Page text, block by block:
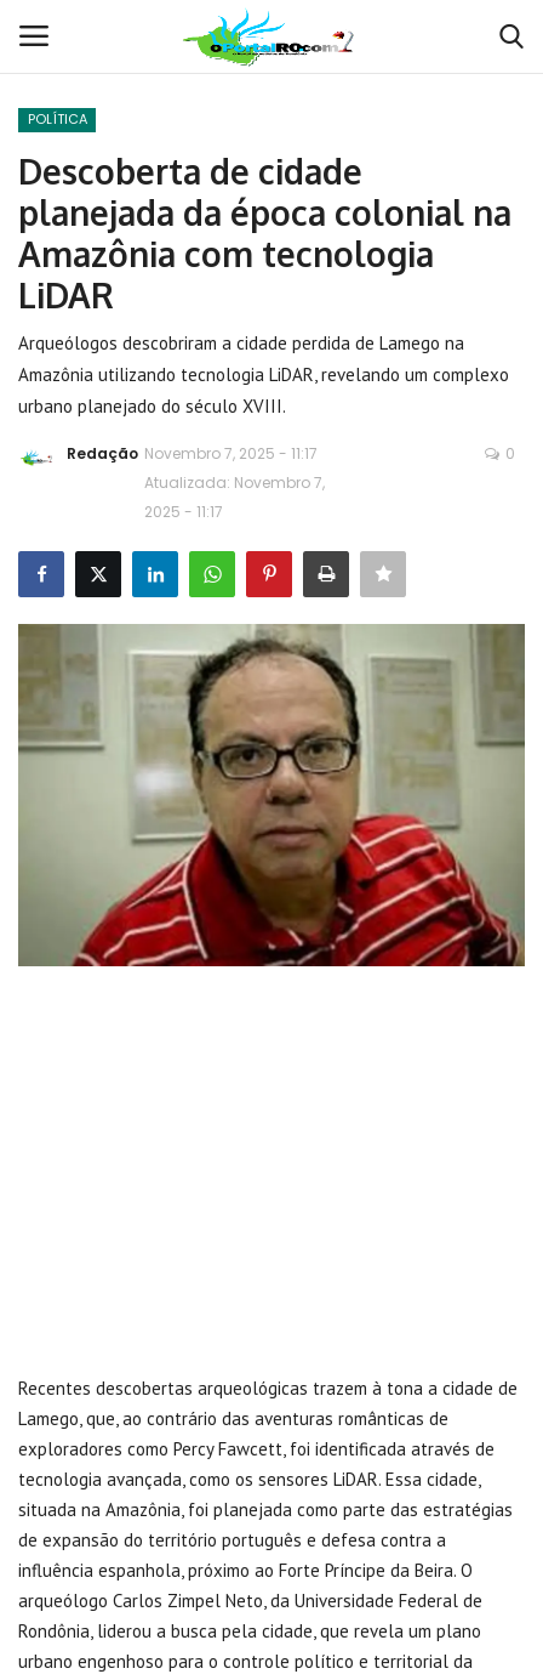
Home
POLÍTICA
Contato
MUNDO
BRASIL
POLÍTICA
Descoberta de cidade
planejada da época colonial na
Amazônia com tecnologia
LiDAR
Arqueólogos descobriram a cidade perdida de Lamego na
Amazônia utilizando tecnologia LiDAR, revelando um complexo
urbano planejado do século XVIII.
Redação Novembro 7, 2025 - 11:17
Atualizada: Novembro 7,
2025 - 11:17
0
Recentes descobertas arqueológicas trazem à tona a cidade de
Lamego, que, ao contrário das aventuras românticas de
exploradores como Percy Fawcett, foi identificada através de
tecnologia avançada, como os sensores LiDAR. Essa cidade,
situada na Amazônia, foi planejada como parte das estratégias
de expansão do território português e defesa contra a
influência espanhola, próximo ao Forte Príncipe da Beira. O
arqueólogo Carlos Zimpel Neto, da Universidade Federal de
Rondônia, liderou a busca pela cidade, que revela um plano
urbano engenhoso para o controle político e territorial da